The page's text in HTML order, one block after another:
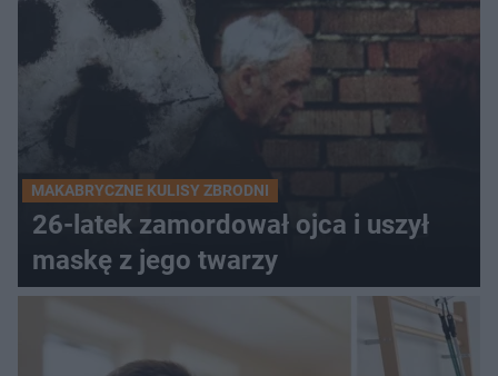
MAKABRYCZNE KULISY ZBRODNI
26-latek zamordował ojca i uszył
maskę z jego twarzy